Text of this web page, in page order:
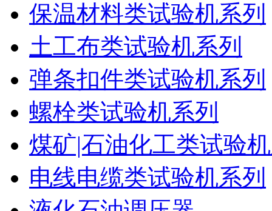
保温材料类试验机系列
土工布类试验机系列
弹条扣件类试验机系列
螺栓类试验机系列
煤矿|石油化工类试验
电线电缆类试验机系列